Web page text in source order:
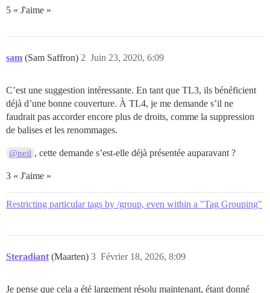
5 « J'aime »
sam (Sam Saffron) Juin 23, 2020, 6:09
2
C’est une suggestion intéressante. En tant que TL3, ils bénéficient
déjà d’une bonne couverture. À TL4, je me demande s’il ne
faudrait pas accorder encore plus de droits, comme la suppression
de balises et les renommages.
@neil , cette demande s’est-elle déjà présentée auparavant ?
3 « J'aime »
Restricting particular tags by /group, even within a "Tag Grouping"
Steradiant (Maarten) Février 18, 2026, 8:09
3
Je pense que cela a été largement résolu maintenant, étant donné